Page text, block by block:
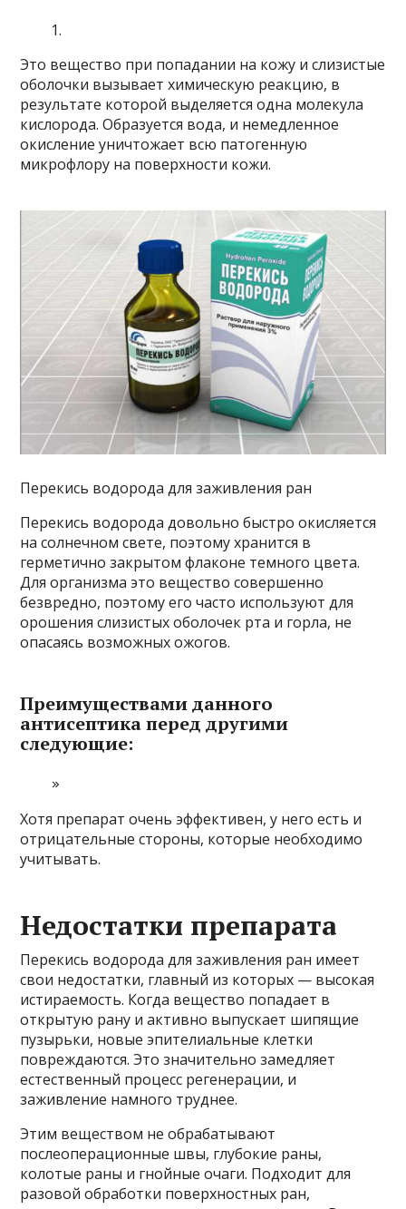
Это вещество при попадании на кожу и слизистые
оболочки вызывает химическую реакцию, в
результате которой выделяется одна молекула
кислорода. Образуется вода, и немедленное
окисление уничтожает всю патогенную
микрофлору на поверхности кожи.
Перекись водорода для заживления ран
Перекись водорода довольно быстро окисляется
на солнечном свете, поэтому хранится в
герметично закрытом флаконе темного цвета.
Для организма это вещество совершенно
безвредно, поэтому его часто используют для
орошения слизистых оболочек рта и горла, не
опасаясь возможных ожогов.
Преимуществами данного
антисептика перед другими
следующие:
Хотя препарат очень эффективен, у него есть и
отрицательные стороны, которые необходимо
учитывать.
Недостатки препарата
Перекись водорода для заживления ран имеет
свои недостатки, главный из которых — высокая
истираемость. Когда вещество попадает в
открытую рану и активно выпускает шипящие
пузырьки, новые эпителиальные клетки
повреждаются. Это значительно замедляет
естественный процесс регенерации, и
заживление намного труднее.
Этим веществом не обрабатывают
послеоперационные швы, глубокие раны,
колотые раны и гнойные очаги. Подходит для
разовой обработки поверхностных ран,